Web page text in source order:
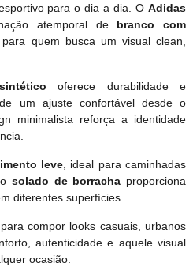
para o dia a dia. OAdidas
atemporal de branco com
para quem busca um visual clean,
oferece durabilidade e
um ajuste confortável desde o
minimalista reforça a identidade
leve , ideal para caminhadas
solado de borracha proporciona
diferentes superfícies.
compor looks casuais, urbanos
autenticidade e aquele visual
ocasião.